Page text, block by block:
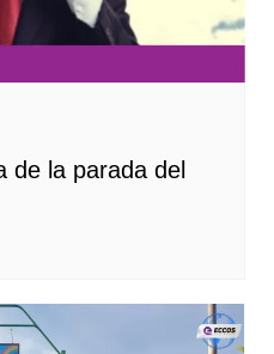
de la parada del